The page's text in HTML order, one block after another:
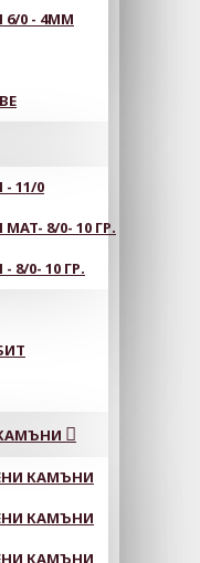
0 - 4MM
11/0
8/0- 10 ГР.
8/0- 10 ГР.
КАМЪНИ
КАМЪНИ
КАМЪНИ